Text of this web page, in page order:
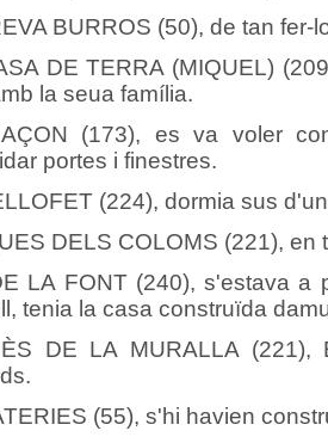
BURROS (50), de tan
DE TERRA (MIQUEL)
la seua família.
(173), es va voler
portes i finestres.
(224), dormia sus
DELS COLOMS (221), en
LA FONT (240), s'estava a
tenia la casa construïda
DE LA MURALLA
(55), s'hi havien